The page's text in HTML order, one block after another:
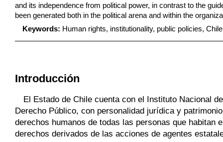
and its independence from political power, in contrast to the
been generated both in the political arena and within the
Keywords: Human rights, institutionality, public policies,
Introducción
El Estado de Chile cuenta con el Instituto Nacional
Derecho Público, con personalidad jurídica y
derechos humanos de todas las personas que habitan
derechos derivados de las acciones de agentes